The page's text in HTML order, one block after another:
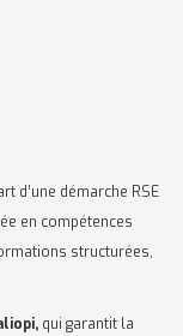
d’une démarche RSE
en compétences
structurées,
qui garantit la